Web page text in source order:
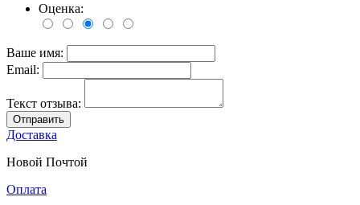
Оценка:
Ваше имя:
Email:
Текст отзыва:
Отправить
Доставка
Новой Почтой
Оплата